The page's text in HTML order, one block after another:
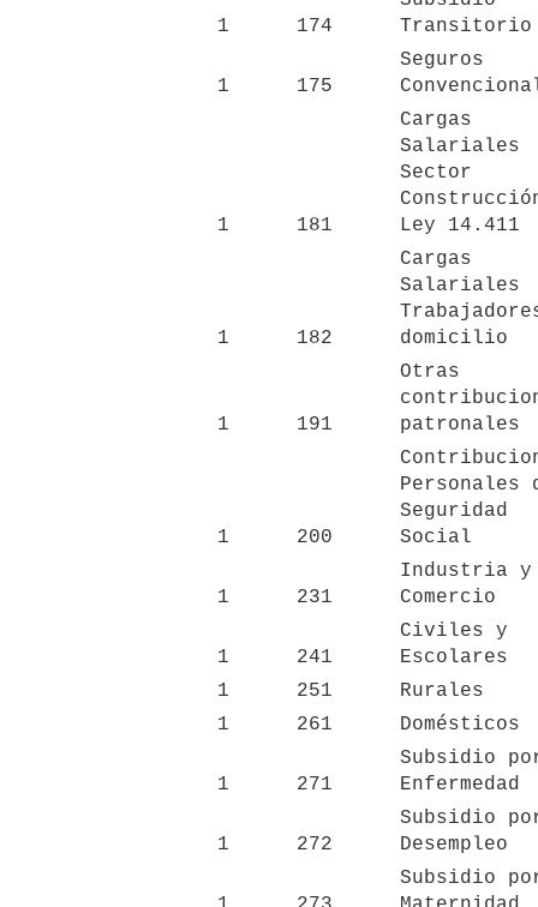
1 174
Transitorio
1 175
Seguros
1 181
Cargas
Salariales
Sector
Ley 14.411
1 182
Cargas
Salariales
domicilio
1 191
Otras
patronales
1 200
Personales
Seguridad
Social
1 231
Industria y
Comercio
1 241
Civiles y
Escolares
1
251
Rurales
1
261 Domésticos
1 271
Subsidio
Enfermedad
1 272
Subsidio
Desempleo
Subsidio